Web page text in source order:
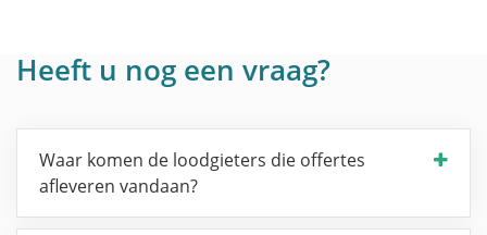
Heeft u nog een vraag?
Waar komen de loodgieters die offertes
afleveren vandaan?